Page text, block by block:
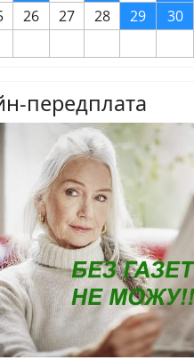
26 27 28 29
30
передплата